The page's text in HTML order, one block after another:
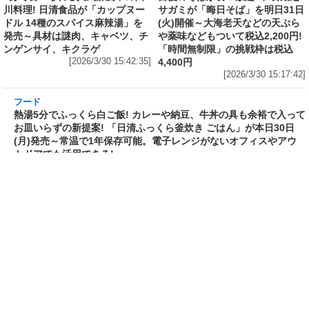
3分で食べられる人気沸騰中の四
川料理! 日清食品が「カップヌー
ドル 14種のスパイス麻辣湯」を
発売～具材は謎肉、キャベツ、チ
ンゲンサイ、キクラゲ
[2026/3/30 15:42:35]
自慢のそばが食べ放題! 和食麺処
(火)開催～大海老天などの天ぷら
や薬味などもついて税込2,200円!
「時間無制限」の挑戦枠は税込